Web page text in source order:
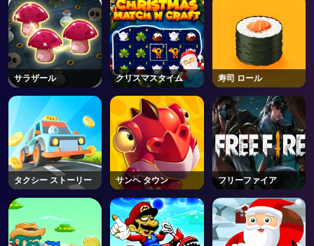
サラザール クリスマスタイム 寿司 ロール
タクシー ストーリー サンヘ タウン フリーファイア